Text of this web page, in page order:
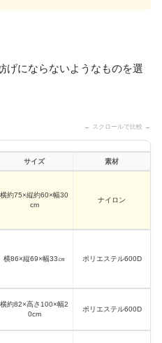
げにならないようなものを選
← スクロールで比較 →
サイズ 素材
横約75×縦約60×幅30
cm
ナイロン
横86×縦69×幅33㎝ ポリエステル600D
横約82×高さ100×幅2
0cm
ポリエステル600D